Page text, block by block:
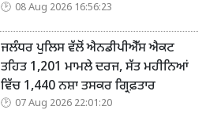
08 Aug 2026 16:56:23
ਜਲੰਧਰ ਪੁਲਿਸ ਵੱਲੋਂ ਐਨਡੀਪੀਐੱਸ ਐਕਟ
ਤਹਿਤ 1,201 ਮਾਮਲੇ ਦਰਜ, ਸੱਤ ਮਹੀਨਿਆਂ
ਵਿੱਚ 1,440 ਨਸ਼ਾ ਤਸਕਰ ਗ੍ਰਿਫ਼ਤਾਰ
07 Aug 2026 22:01:20